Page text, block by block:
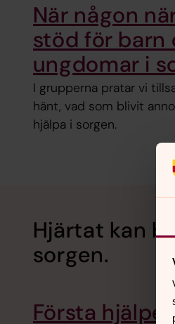
När någon
stöd för barn
ungdomar i
I grupperna pratar vi
hänt, vad som blivit
hjälpa i sorgen.
Hjärtat kan
sorgen.
Första